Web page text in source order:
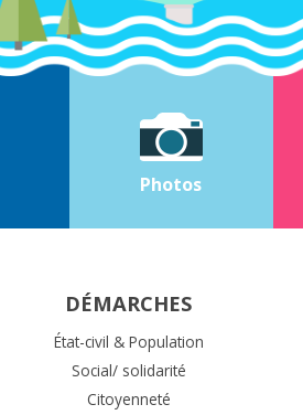
Photos
DÉMARCHES
État-civil & Population
Social/ solidarité
Citoyenneté